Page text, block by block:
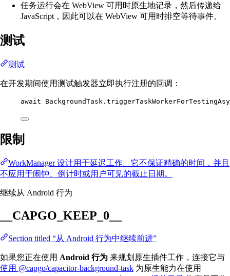
任务运行会在 WebView 可用时原生地记录，然后传递给
JavaScript，因此可以在 WebView 可用时排空等待事件。
测试
测试
在开发期间使用测试触发器立即执行注册的回调：
await BackgroundTask.
限制
WorkManager 设计用于延迟工作。它不保证精确的时间，并且
不应用于闹钟、倒计时或用户可见的截止日期。
继续从 Android 行为
__CAPGO_KEEP_0__
Section titled “从 Android 行为中继续前进”
如果您正在使用 Android 行为 来规划原生插件工作，连接它与
使用 @capgo/capacitor-background-task 为原生能力在使用